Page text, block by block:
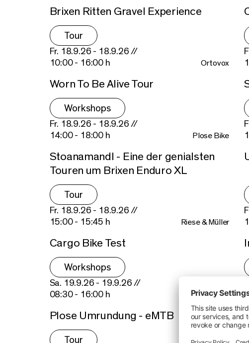
Brixen Ritten Gravel Experience
Tour
Fr. 18.9.26 - 18.9.26 //
10:00 - 16:00 h
Ortovox
Worn To Be Alive Tour
Workshops
Fr. 18.9.26 - 18.9.26 //
14:00 - 18:00 h
Plose Bike
Stoanamandl - Eine der genialsten
Touren um Brixen Enduro XL
Tour
Fr. 18.9.26 - 18.9.26 //
15:00 - 15:45 h
Riese & Müller
Cargo Bike Test
Workshops
Sa. 19.9.26 - 19.9.26 //
08:30 - 16:00 h
Plose Bike
Plose Umrundung - eMTB
Tour